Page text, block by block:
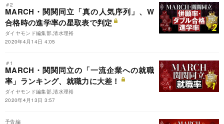
＃2
MARCH・関関同立「真の人気序列」、W
合格時の進学率の星取表で判定
ダイヤモンド編集部,清水理裕
2020年4月14日 4:05
＃1
MARCH・関関同立の「一流企業への就職
率」ランキング、就職力に大差！
ダイヤモンド編集部,清水理裕
2020年4月13日 3:57
予告編